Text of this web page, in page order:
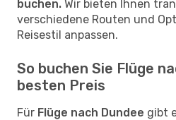
buchen. Wir bieten Ihnen
verschiedene Routen und
Reisestil anpassen.
So buchen Sie Flüge
besten Preis
Für Flüge nach Dundee gibt